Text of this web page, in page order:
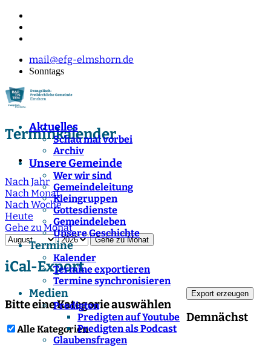
mail@efg-elmshorn.de
Sonntags
Aktuelles
Schau mal vorbei
Archiv
Unsere Gemeinde
Wer wir sind
Gemeindeleitung
Kleingruppen
Gottesdienste
Gemeindeleben
Unsere Geschichte
Termine
Kalender
Termine exportieren
Termine synchronisieren
Medien
Predigten
Predigten auf Youtube
Predigten als Podcast
Glaubensfragen
Terminkalender
Nach Jahr
Nach Monat
Nach Woche
Heute
Gehe zu Monat
Gehe zu Monat
iCal-Export
Bitte eine Kategorie auswählen
Alle Kategorien
Demnächst